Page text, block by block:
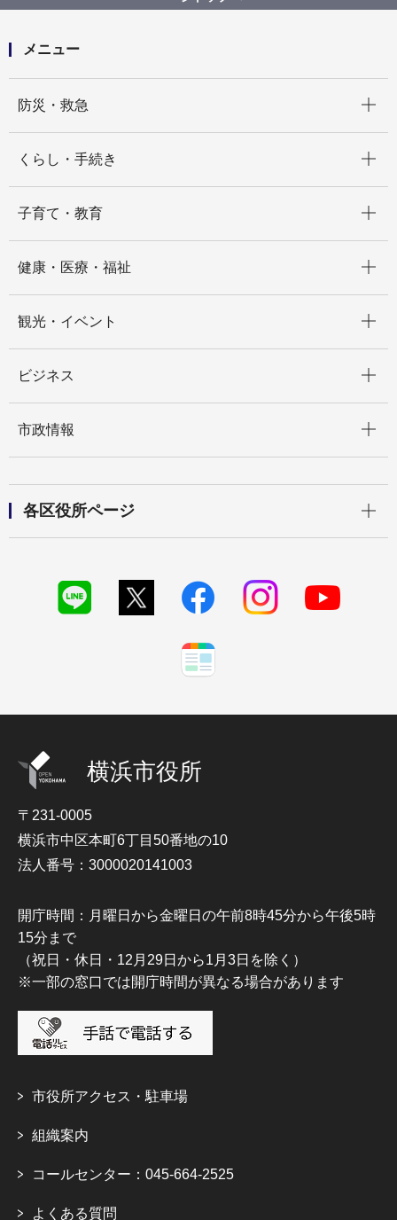
認について
メニュー
防災・救急
くらし・手続き
子育て・教育
健康・医療・福祉
観光・イベント
ビジネス
市政情報
各区役所ページ
横浜市役所
〒231-0005
横浜市中区本町6丁目50番地の10
法人番号：3000020141003
開庁時間：月曜日から金曜日の午前8時45分から午後5時
15分まで
（祝日・休日・12月29日から1月3日を除く）
※一部の窓口では開庁時間が異なる場合があります
市役所アクセス・駐車場
組織案内
コールセンター：045-664-2525
よくある質問